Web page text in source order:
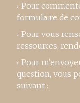
Pour
formulaire de
Pour vous
ressources,
Pour
question, vous
suivant :